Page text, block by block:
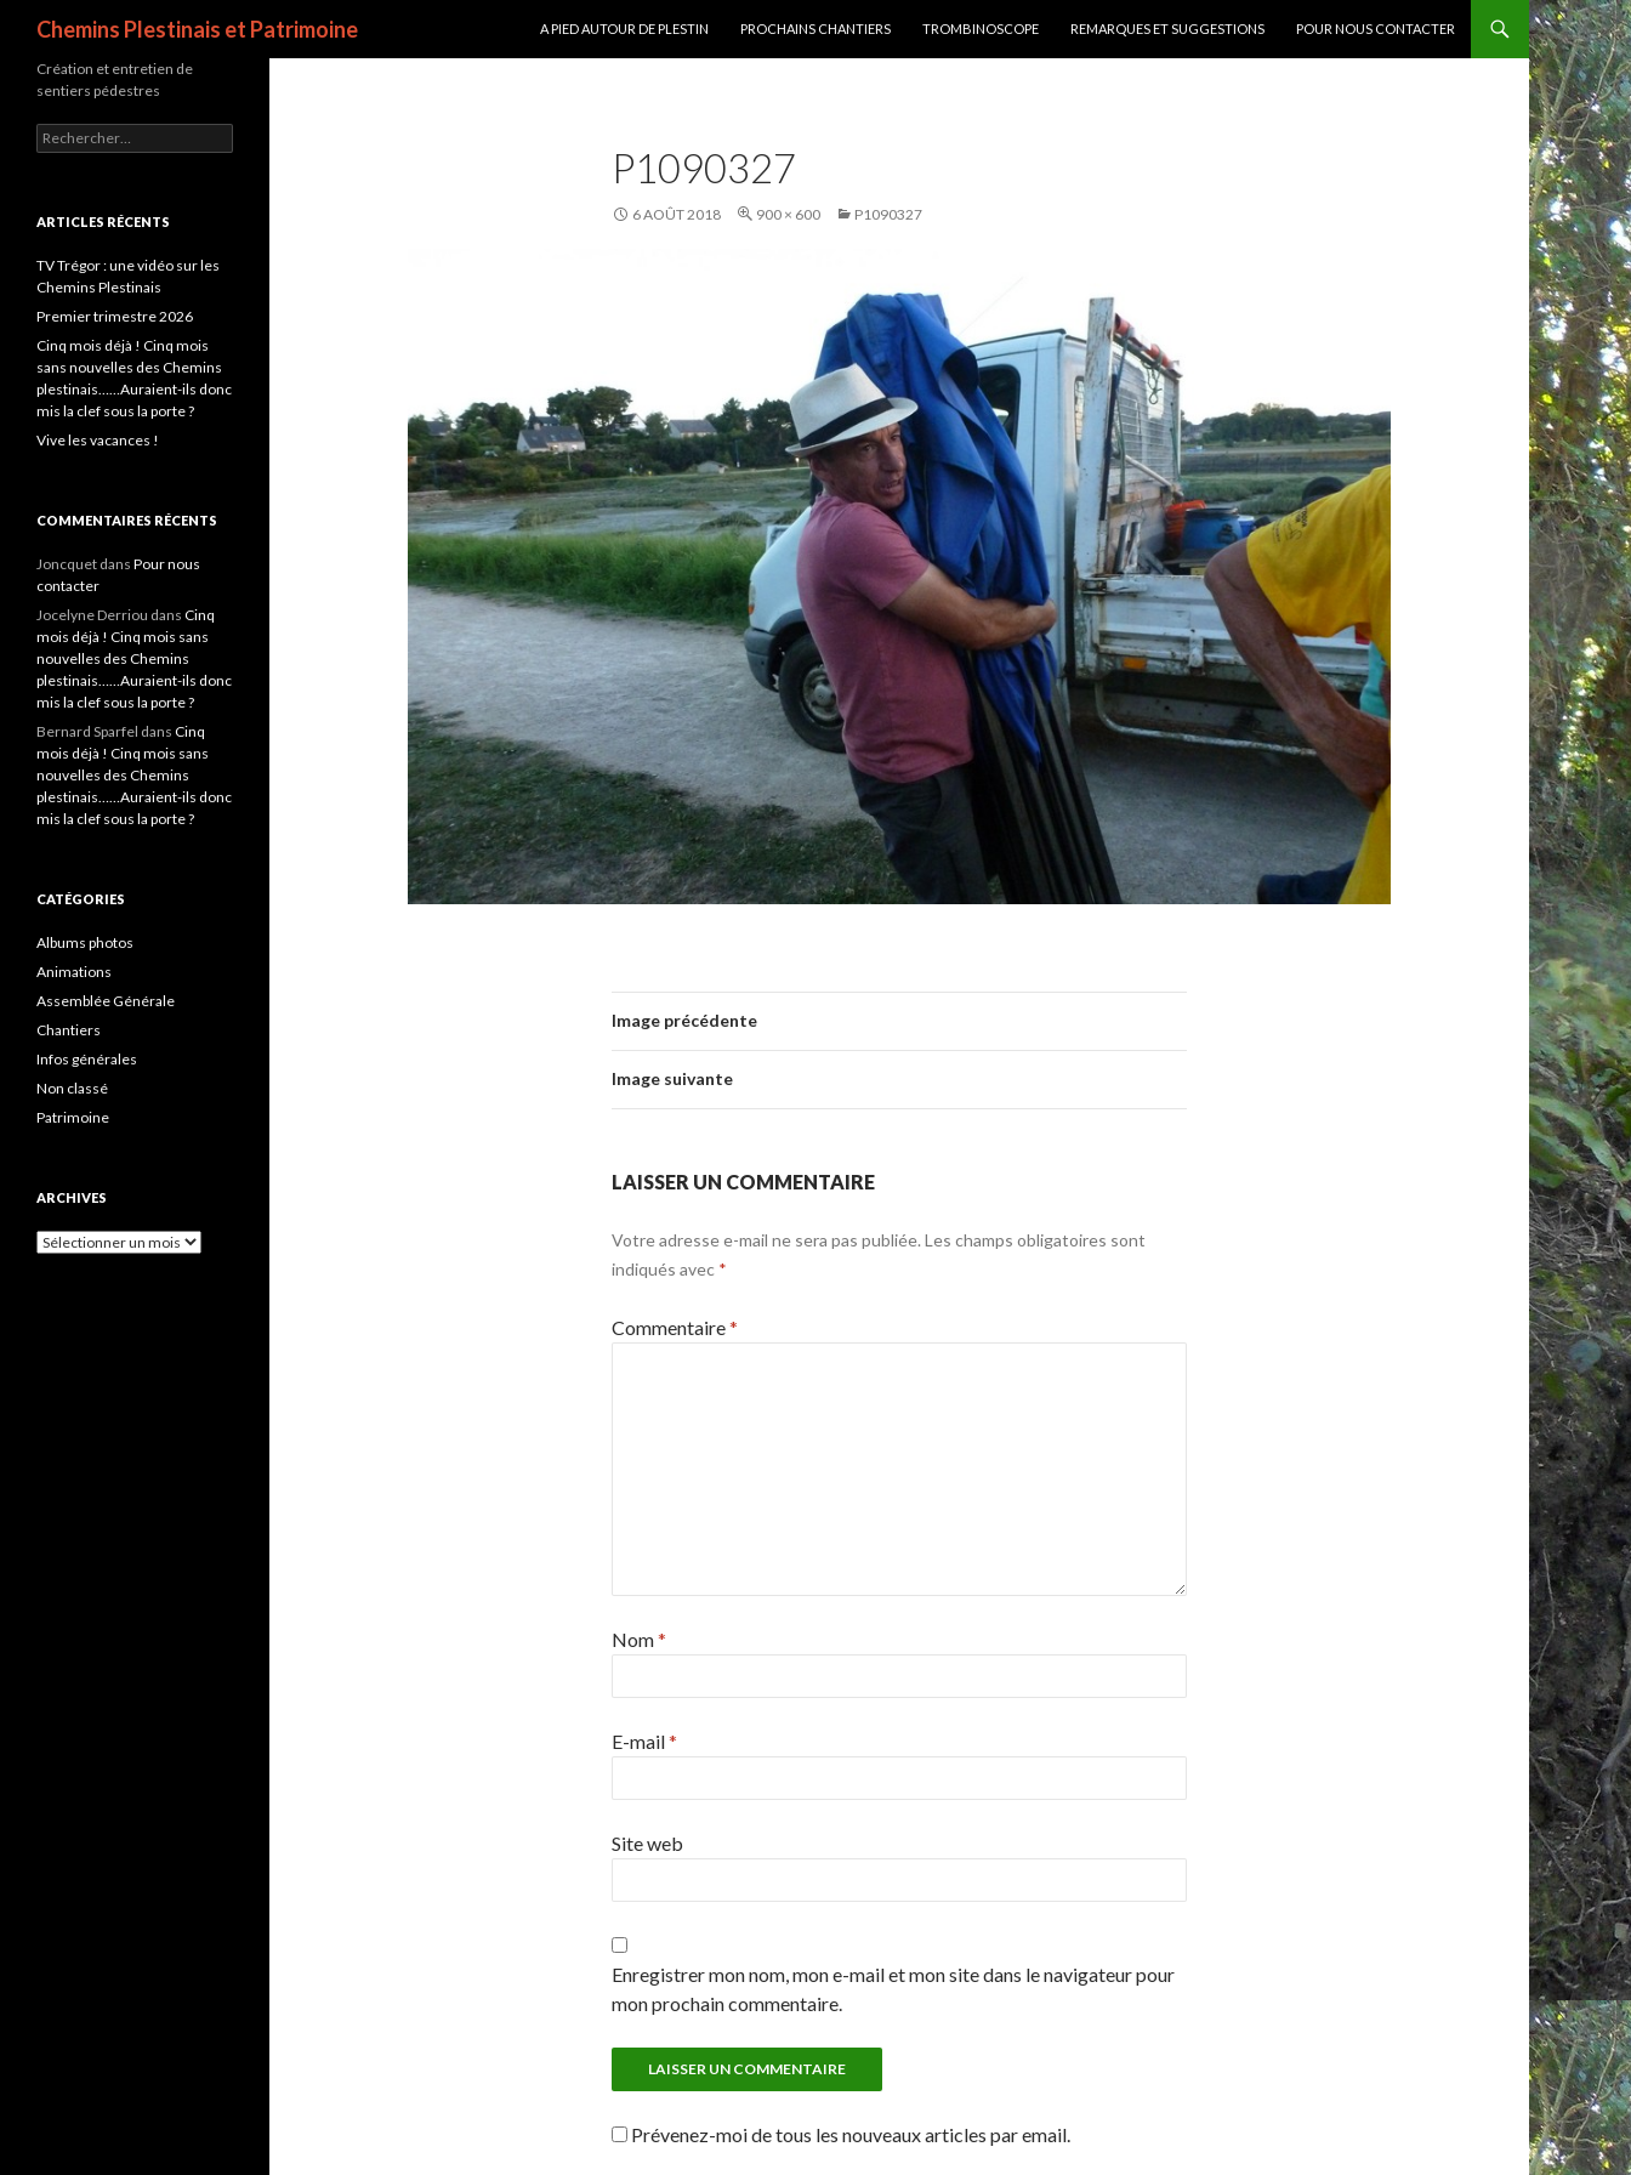
Chemins Plestinais et Patrimoine
A PIED AUTOUR DE PLESTIN
PROCHAINS CHANTIERS TROMBINOSCOPE REMARQUES ET SUGGESTIONS POUR NOUS CONTACTER
P1090327
6 AOÛT 2018 900 × 600 P1090327
Image précédente
Image suivante
LAISSER UN COMMENTAIRE
Votre adresse e-mail ne sera pas publiée. Les champs obligatoires sont
indiqués avec *
Commentaire*
Nom*
E-mail*
Site web
Enregistrer mon nom, mon e-mail et mon site dans le navigateur pour
mon prochain commentaire.
Prévenez-moi de tous les nouveaux articles par email.
Création et entretien de
sentiers pédestres
Rechercher :
ARTICLES RÉCENTS
TV Trégor : une vidéo sur les
Chemins Plestinais
Premier trimestre 2026
Cinq mois déjà ! Cinq mois
sans nouvelles des Chemins
plestinais……Auraient-ils donc
mis la clef sous la porte ?
Vive les vacances !
COMMENTAIRES RÉCENTS
Joncquet dans Pour nous
contacter
Jocelyne Derriou dans Cinq
mois déjà ! Cinq mois sans
nouvelles des Chemins
plestinais……Auraient-ils donc
mis la clef sous la porte ?
Bernard Sparfel dans Cinq
mois déjà ! Cinq mois sans
nouvelles des Chemins
plestinais……Auraient-ils donc
mis la clef sous la porte ?
CATÉGORIES
Albums photos
Animations
Assemblée Générale
Chantiers
Infos générales
Non classé
Patrimoine
ARCHIVES
Archives